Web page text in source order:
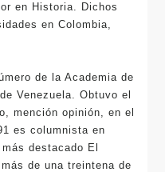
en Historia. Dichos
en Colombia,
de la Academia de
Venezuela. Obtuvo el
mención opinión, en el
es columnista en
destacado El
de una treintena de